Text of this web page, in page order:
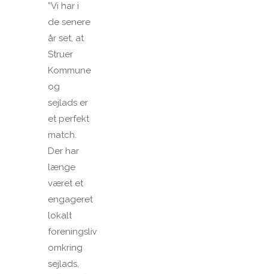
”Vi har i
de senere
år set, at
Struer
Kommune
og
sejlads er
et perfekt
match.
Der har
længe
været et
engageret
lokalt
foreningsliv
omkring
sejlads,